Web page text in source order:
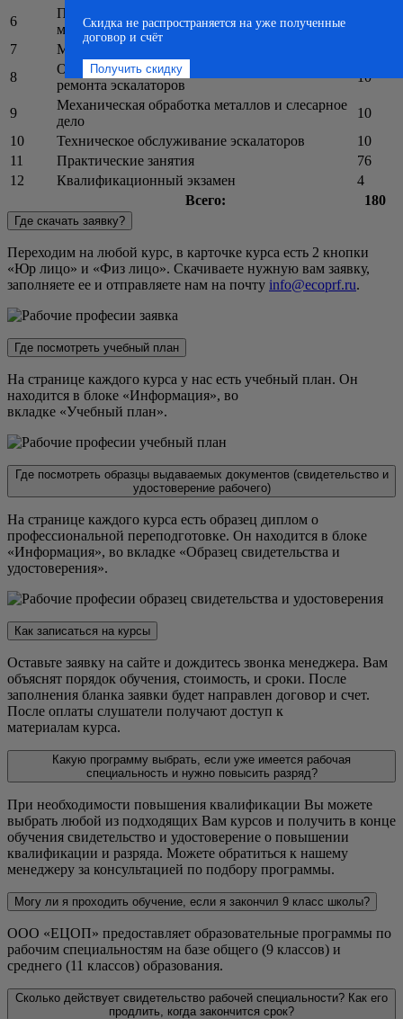
6
Правила безопасности эскалаторов в
метрополитенах
7
Механическое оборудование эскалаторов
8
Организация технического обслуживания и
ремонта эскалаторов
10
9
Механическая обработка металлов и слесарное
дело
10
10
Техническое обслуживание эскалаторов
10
11
Практические занятия
76
12
Квалификационный экзамен
4
Всего:
180
Где скачать заявку?
Переходим на любой курс, в карточке курса есть 2 кнопки
«Юр лицо» и «Физ лицо». Скачиваете нужную вам заявку,
заполняете ее и отправляете нам на почту info@ecoprf.ru.
Где посмотреть учебный план
На странице каждого курса у нас есть учебный план. Он
находится в блоке «Информация», во
вкладке «Учебный план».
Где посмотреть образцы выдаваемых документов (свидетельство и
удостоверение рабочего)
На странице каждого курса есть образец диплом о
профессиональной переподготовке. Он находится в блоке
«Информация», во вкладке «Образец свидетельства и
удостоверения».
Как записаться на курсы
Оставьте заявку на сайте и дождитесь звонка менеджера. Вам
объяснят порядок обучения, стоимость, и сроки. После
заполнения бланка заявки будет направлен договор и счет.
После оплаты слушатели получают доступ к
материалам курса.
Какую программу выбрать, если уже имеется рабочая
специальность и нужно повысить разряд?
При необходимости повышения квалификации Вы можете
выбрать любой из подходящих Вам курсов и получить в конце
обучения свидетельство и удостоверение о повышении
квалификации и разряда. Можете обратиться к нашему
менеджеру за консультацией по подбору программы.
Могу ли я проходить обучение, если я закончил 9 класс школы?
ООО «ЕЦОП» предоставляет образовательные программы по
рабочим специальностям на базе общего (9 классов) и
среднего (11 классов) образования.
Сколько действует свидетельство рабочей специальности? Как его
продлить, когда закончится срок?
Скидка не распространяется на уже полученные
договор и счёт